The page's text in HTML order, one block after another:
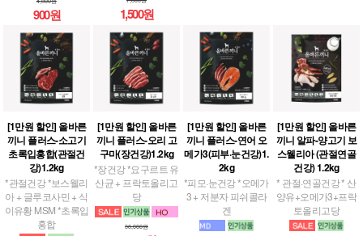
900원 1,500원
[1만원 할인] 올바른
끼니 플러스-소고기
초록입홍합(관절건
강)1.2kg
*관절건강 *보스웰리
아 + 글루코사민 + 식
이유황 MSM *초록입
홍합
[1만원 할인] 올바른
끼니 플러스-오리 고
구마(장건강)1.2kg
*장건강 *요구르트 유
산균 + 프락토올리고
당
38,000원
[1만원 할인] 올바른
끼니 플러스-연어 오
메가3(피부·눈건강)1.
2kg
*피모·눈건강 *오메가
3 + 저분자 피쉬콜라
겐
[1만원 할인] 올바른
끼니 알파-양고기 보
스웰리아 (관절연골
건강) 1.2kg
* 관절·연골건강 * 산
양유+오메가3+프락
토올리고당